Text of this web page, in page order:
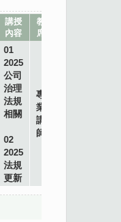
講授
內容
教
席
01
2025
公司
治理
法規
相關
02
2025
法規
更新
專
業
講
師